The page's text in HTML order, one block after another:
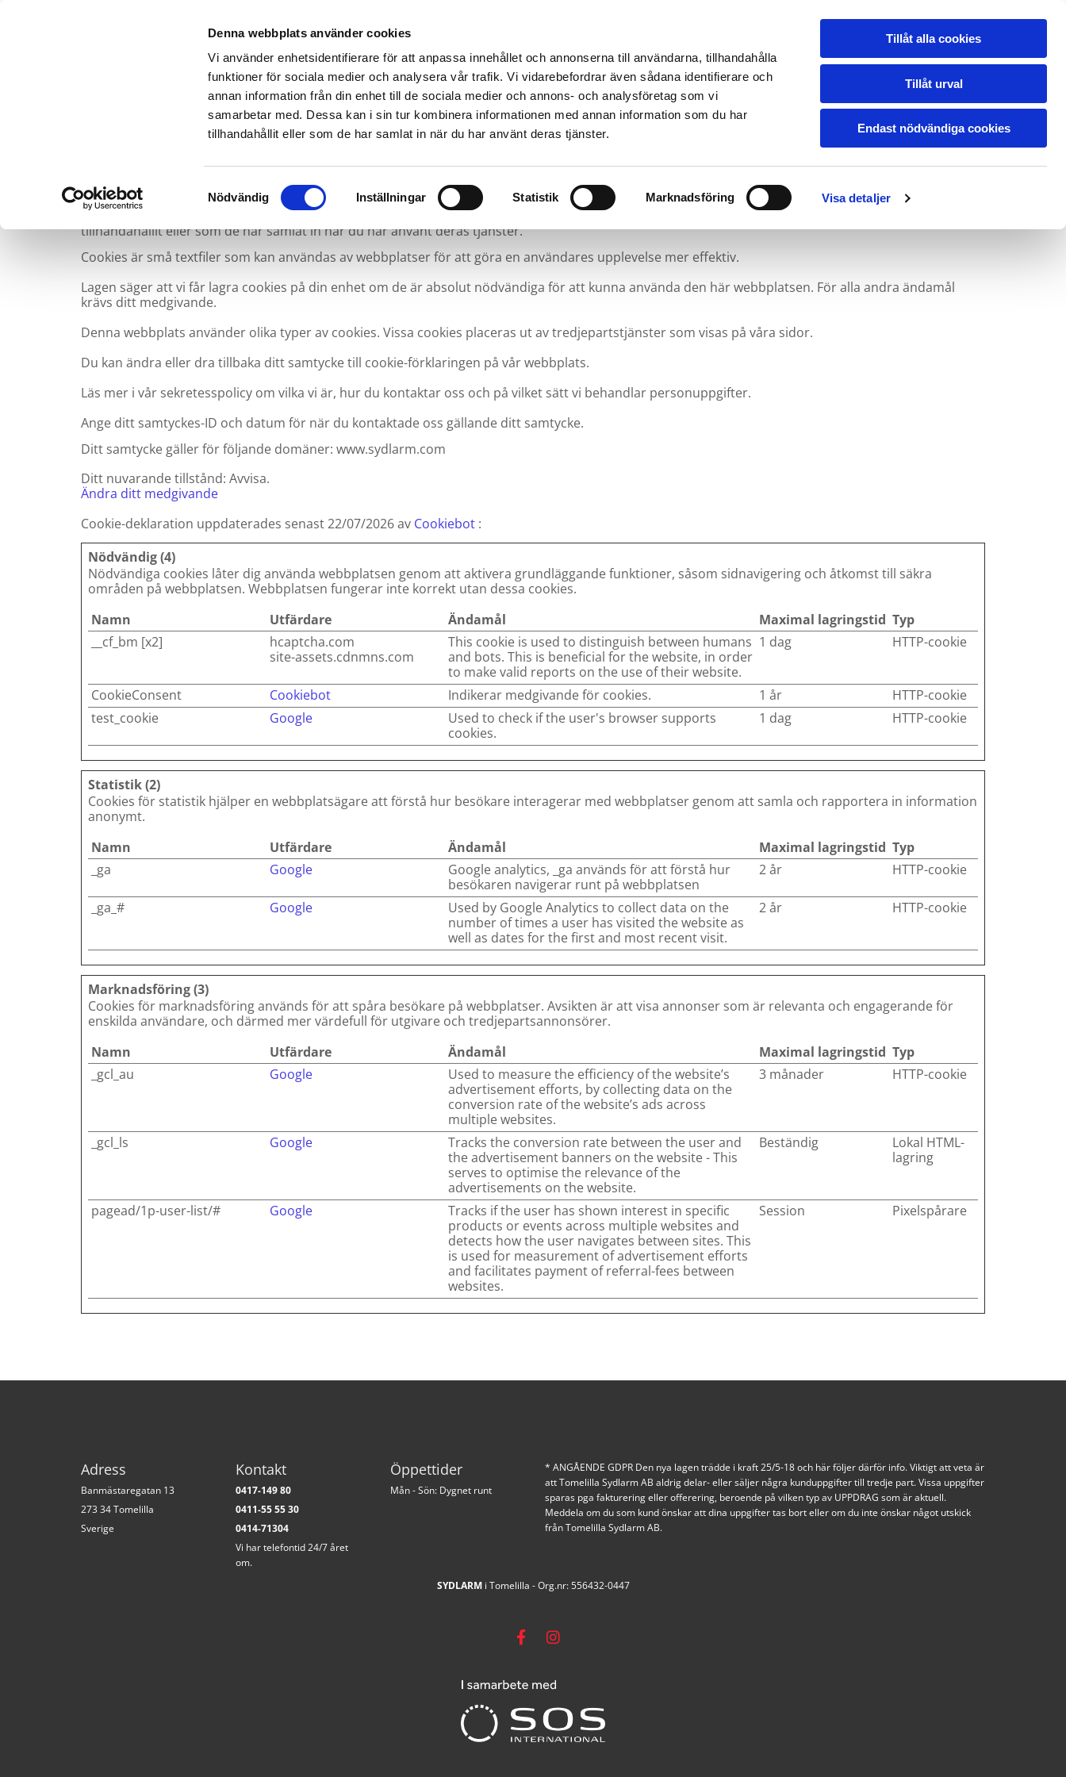
Denna webbplats använder cookies
Vi använder enhetsidentifierare för att anpassa innehållet och annonserna till användarna, tillhandahålla
funktioner för sociala medier och analysera vår trafik. Vi vidarebefordrar även sådana identifierare och
annan information från din enhet till de sociala medier och annons- och analysföretag som vi
samarbetar med. Dessa kan i sin tur kombinera informationen med annan information som du har
tillhandahållit eller som de har samlat in när du har använt deras tjänster.
Nödvändig Inställningar Statistik Marknadsföring Visa detaljer
Tillåt alla cookies
Tillåt urval
Endast nödvändiga cookies
Vägassistans Bärgning PRISFÖRFRÅGAN
TRANSPORT
Denna webbplats använder cookies. Vi använder enhetsidentifierare för att anpassa innehållet och annonserna till användarna, tillhandahålla
funktioner för sociala medier och analysera vår trafik. Vi vidarebefordrar även sådana identifierare och annan information från din enhet till de sociala
medier och annons- och analysföretag som vi samarbetar med. Dessa kan i sin tur kombinera informationen med annan information som du har
tillhandahållit eller som de har samlat in när du har använt deras tjänster.
Cookies är små textfiler som kan användas av webbplatser för att göra en användares upplevelse mer effektiv.
Lagen säger att vi får lagra cookies på din enhet om de är absolut nödvändiga för att kunna använda den här webbplatsen. För alla andra ändamål
krävs ditt medgivande.
Denna webbplats använder olika typer av cookies. Vissa cookies placeras ut av tredjepartstjänster som visas på våra sidor.
Du kan ändra eller dra tillbaka ditt samtycke till cookie-förklaringen på vår webbplats.
Läs mer i vår sekretesspolicy om vilka vi är, hur du kontaktar oss och på vilket sätt vi behandlar personuppgifter.
Ange ditt samtyckes-ID och datum för när du kontaktade oss gällande ditt samtycke.
Ditt samtycke gäller för följande domäner: www.sydlarm.com
Ditt nuvarande tillstånd: Avvisa.
Ändra ditt medgivande
Cookie-deklaration uppdaterades senast 22/07/2026 av Cookiebot :
Nödvändig (4)
Nödvändiga cookies låter dig använda webbplatsen genom att aktivera grundläggande funktioner, såsom sidnavigering och åtkomst till säkra
områden på webbplatsen. Webbplatsen fungerar inte korrekt utan dessa cookies.
Namn
Utfärdare Ändamål Maximal lagringstid Typ
__cf_bm [x2]
hcaptcha.com
site-assets.cdnmns.com
This cookie is used to distinguish between humans
and bots. This is beneficial for the website, in order
to make valid reports on the use of their website.
1 dag HTTP-cookie
CookieConsent Cookiebot Indikerar medgivande för cookies. 1 år
HTTP-cookie
test_cookie
Google
Used to check if the user's browser supports
cookies.
1 dag HTTP-cookie
Statistik (2)
Cookies för statistik hjälper en webbplatsägare att förstå hur besökare interagerar med webbplatser genom att samla och rapportera in information
anonymt.
Namn
Utfärdare Ändamål Maximal lagringstid Typ
_ga
Google
Google analytics, _ga används för att förstå hur
besökaren navigerar runt på webbplatsen
2 år HTTP-cookie
_ga_# Google
Used by Google Analytics to collect data on the
number of times a user has visited the website as
well as dates for the first and most recent visit.
2 år HTTP-cookie
Marknadsföring (3)
Cookies för marknadsföring används för att spåra besökare på webbplatser. Avsikten är att visa annonser som är relevanta och engagerande för
enskilda användare, och därmed mer värdefull för utgivare och tredjepartsannonsörer.
Namn
Utfärdare Ändamål Maximal lagringstid Typ
_gcl_au
Google
Used to measure the efficiency of the website’s
advertisement efforts, by collecting data on the
conversion rate of the website’s ads across
multiple websites.
3 månader HTTP-cookie
_gcl_ls Google
Tracks the conversion rate between the user and
the advertisement banners on the website - This
serves to optimise the relevance of the
advertisements on the website.
Beständig
Lokal HTML-
lagring
pagead/1p-user-list/# Google
Tracks if the user has shown interest in specific
products or events across multiple websites and
detects how the user navigates between sites. This
is used for measurement of advertisement efforts
and facilitates payment of referral-fees between
websites.
Session Pixelspårare
Adress
Banmästaregatan 13
273 34 Tomelilla
Sverige
Kontakt
0417-149 80
0411-55 55 30
0414-71304
Vi har telefontid 24/7 året
om.
Öppettider
Mån - Sön: Dygnet runt
* ANGÅENDE GDPR Den nya lagen trädde i kraft 25/5-18 och här följer därför info. Viktigt att veta är
att Tomelilla Sydlarm AB aldrig delar- eller säljer några kunduppgifter till tredje part. Vissa uppgifter
sparas pga fakturering eller offerering, beroende på vilken typ av UPPDRAG som är aktuell.
Meddela om du som kund önskar att dina uppgifter tas bort eller om du inte önskar något utskick
från Tomelilla Sydlarm AB.
SYDLARMi Tomelilla - Org.nr: 556432-0447